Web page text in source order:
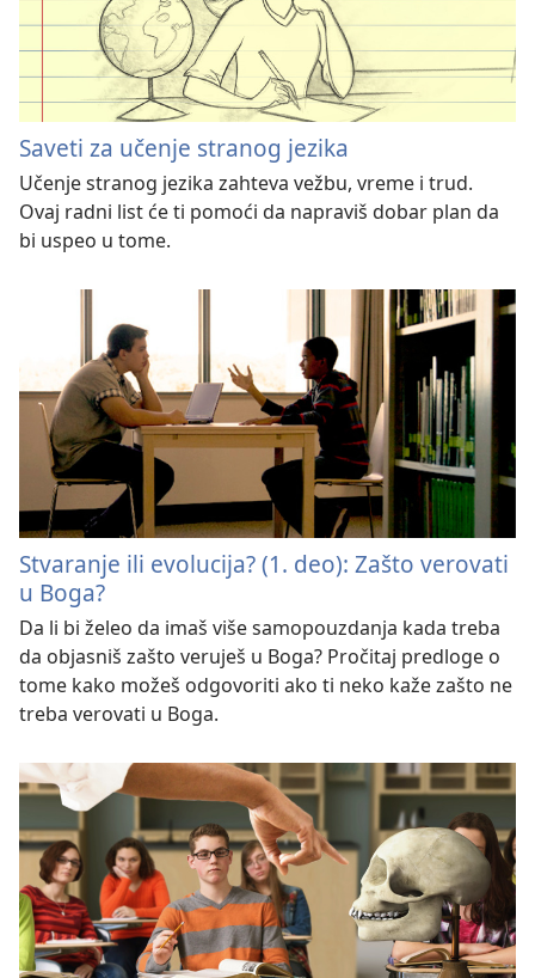
Saveti za učenje stranog jezika
Učenje stranog jezika zahteva vežbu, vreme i trud.
Ovaj radni list će ti pomoći da napraviš dobar plan da
bi uspeo u tome.
Stvaranje ili evolucija? (1. deo): Zašto verovati
u Boga?
Da li bi želeo da imaš više samopouzdanja kada treba
da objasniš zašto veruješ u Boga? Pročitaj predloge o
tome kako možeš odgovoriti ako ti neko kaže zašto ne
treba verovati u Boga.